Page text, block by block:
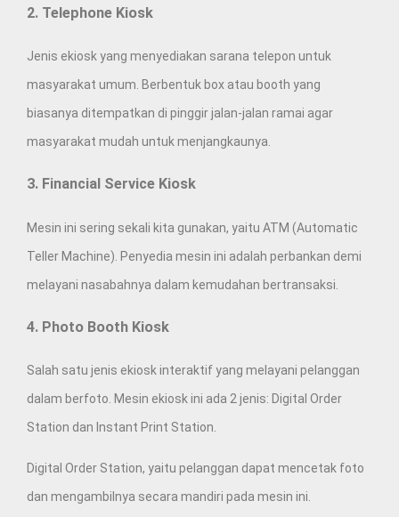
2. Telephone Kiosk
Jenis ekiosk yang menyediakan sarana telepon untuk
masyarakat umum. Berbentuk box atau booth yang
biasanya ditempatkan di pinggir jalan-jalan ramai agar
masyarakat mudah untuk menjangkaunya.
3. Financial Service Kiosk
Mesin ini sering sekali kita gunakan, yaitu ATM (Automatic
Teller Machine). Penyedia mesin ini adalah perbankan demi
melayani nasabahnya dalam kemudahan bertransaksi.
4. Photo Booth Kiosk
Salah satu jenis ekiosk interaktif yang melayani pelanggan
dalam berfoto. Mesin ekiosk ini ada 2 jenis: Digital Order
Station dan Instant Print Station.
Digital Order Station, yaitu pelanggan dapat mencetak foto
dan mengambilnya secara mandiri pada mesin ini.